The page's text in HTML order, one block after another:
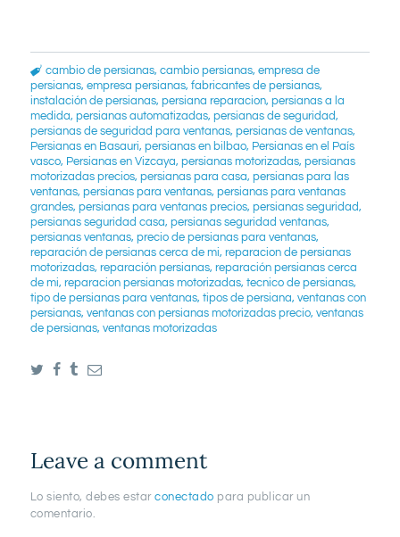
cambio de persianas,cambio persianas,empresa de
persianas, empresa persianas, fabricantes de persianas,
instalación de persianas, persiana reparacion, persianas a la
medida, persianas automatizadas, persianas de seguridad,
persianas de seguridad para ventanas, persianas de ventanas,
Persianas en Basauri, persianas en bilbao, Persianas en el País
vasco, Persianas en Vizcaya, persianas motorizadas, persianas
motorizadas precios, persianas para casa, persianas para las
ventanas, persianas para ventanas, persianas para ventanas
grandes, persianas para ventanas precios, persianas seguridad,
persianas seguridad casa, persianas seguridad ventanas,
persianas ventanas, precio de persianas para ventanas,
reparación de persianas cerca de mi, reparacion de persianas
motorizadas, reparación persianas, reparación persianas cerca
de mi, reparacion persianas motorizadas, tecnico de persianas,
tipo de persianas para ventanas, tipos de persiana, ventanas con
persianas, ventanas con persianas motorizadas precio, ventanas
de persianas, ventanas motorizadas
Leave a comment
Lo siento, debes estarconectado para publicar un
comentario.